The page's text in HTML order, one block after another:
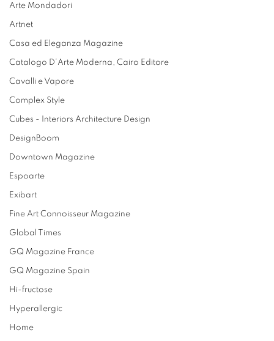
Arte Mondadori
Artnet
Casa ed Eleganza Magazine
Catalogo D’Arte Moderna, Cairo Editore
Cavalli e Vapore
Complex Style
Cubes - Interiors Architecture Design
DesignBoom
Downtown Magazine
Espoarte
Exibart
Fine Art Connoisseur Magazine
Global Times
GQ Magazine France
GQ Magazine Spain
Hi-fructose
Hyperallergic
Home